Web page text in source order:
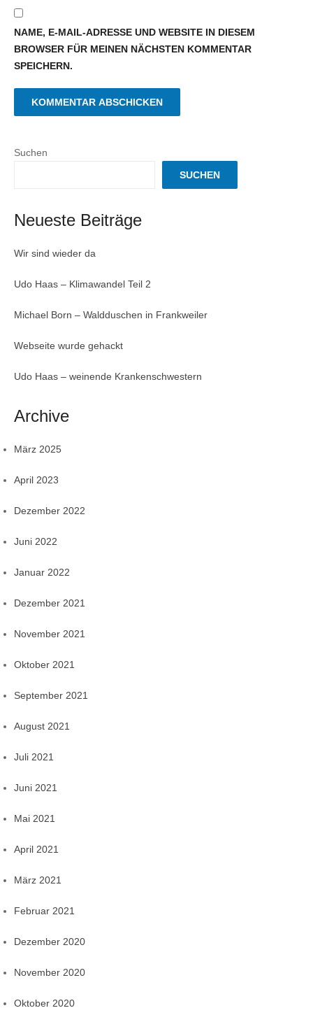
NAME, E-MAIL-ADRESSE UND WEBSITE IN DIESEM
BROWSER FÜR MEINEN NÄCHSTEN KOMMENTAR
SPEICHERN.
Suchen
SUCHEN
Neueste Beiträge
Wir sind wieder da
Udo Haas – Klimawandel Teil 2
Michael Born – Waldduschen in Frankweiler
Webseite wurde gehackt
Udo Haas – weinende Krankenschwestern
Archive
März 2025
April 2023
Dezember 2022
Juni 2022
Januar 2022
Dezember 2021
November 2021
Oktober 2021
September 2021
August 2021
Juli 2021
Juni 2021
Mai 2021
April 2021
März 2021
Februar 2021
Dezember 2020
November 2020
Oktober 2020